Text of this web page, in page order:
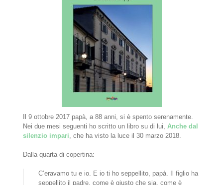
Il 9 ottobre 2017 papà, a 88 anni, si è spento serenamente.
Nei due mesi seguenti ho scritto un libro su di lui, Anche dal
silenzio impari , che ha visto la luce il 30 marzo 2018.
Dalla quarta di copertina:
C’eravamo tu e io. E io ti ho seppellito, papà. Il figlio ha
seppellito il padre, come è giusto che sia, come è